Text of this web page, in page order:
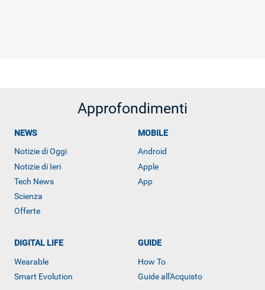
Approfondimenti
NEWS
Notizie di Oggi
Notizie di Ieri
Tech News
Scienza
Offerte
MOBILE
Android
Apple
App
DIGITAL LIFE
Wearable
Smart Evolution
GUIDE
How To
Guide all'Acquisto